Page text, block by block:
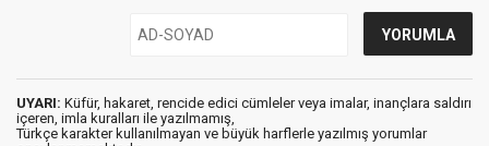
UYARI: Küfür, hakaret, rencide edici cümleler veya imalar, inançlara saldırı
içeren, imla kuralları ile yazılmamış,
Türkçe karakter kullanılmayan ve büyük harflerle yazılmış yorumlar